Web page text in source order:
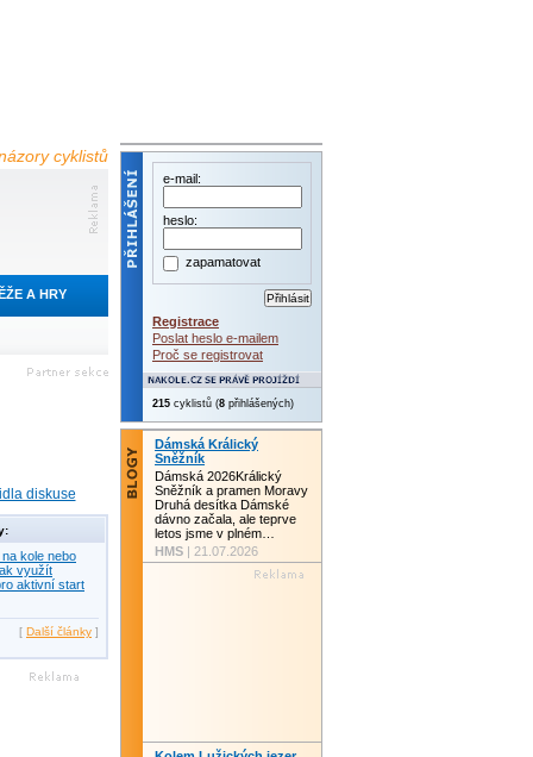
cyklistů
A HRY
diskuse
kole nebo
využít
aktivní start
[ Další články ]
e-mail:
heslo:
zapamatovat
Registrace
Poslat heslo e-mailem
Proč se registrovat
215 cyklistů (8 přihlášených)
Dámská Králický
Sněžník
Dámská 2026Králický
Sněžník a pramen Moravy
Druhá desítka Dámské
dávno začala, ale teprve
letos jsme v plném…
HMS | 21.07.2026